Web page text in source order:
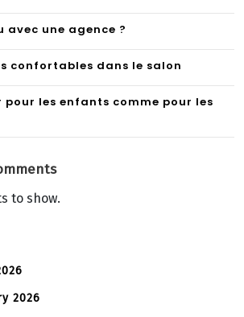
avec une agence ?
confortables dans le salon
pour les enfants comme pour les
to show.
2026